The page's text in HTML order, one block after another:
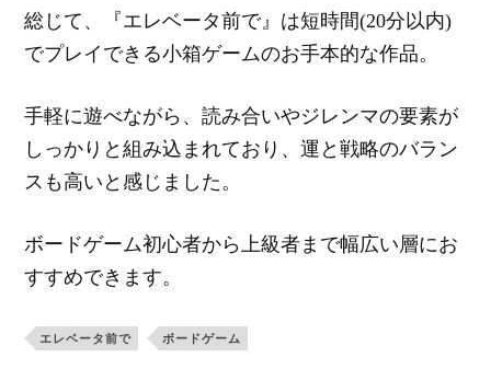
総じて、『エレベータ前で』は短時間(20分以内)
でプレイできる小箱ゲームのお手本的な作品。
手軽に遊べながら、読み合いやジレンマの要素が
しっかりと組み込まれており、運と戦略のバラン
スも高いと感じました。
ボードゲーム初心者から上級者まで幅広い層にお
すすめできます。
エレベータ前で ボードゲーム